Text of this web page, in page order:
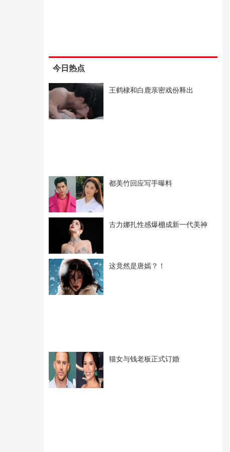
今日热点
王鹤棣和白鹿亲密戏份释出
都美竹回应写手曝料
古力娜扎性感爆棚成新一代美神
这竟然是唐嫣？！
猫女与钱老板正式订婚